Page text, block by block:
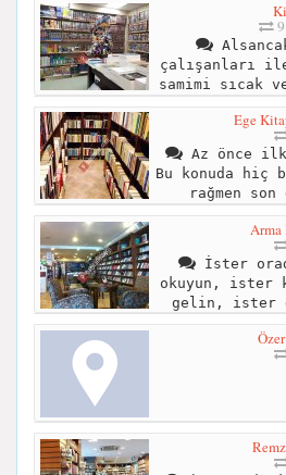
çalışanları
samimi sıcak
Ege
Az önce ilk
Bu konuda hiç
rağmen
İster
okuyun, ister
gelin, ister